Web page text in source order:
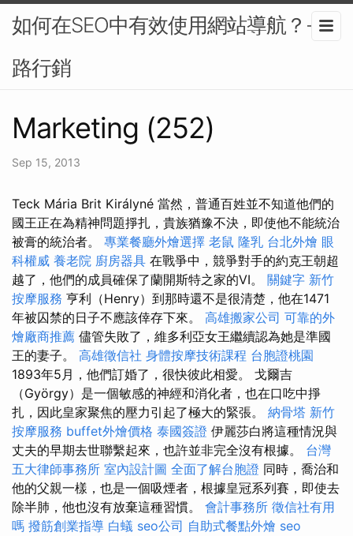
如何在SEO中有效使用網站導航？-網
路行銷
Marketing (252)
Sep 15, 2013
Teck Mária Brit Királyné 當然，普通百姓並不知道他們的
國王正在為精神問題掙扎，貴族猶豫不決，即使他不能統治
被膏的統治者。 專業餐廳外燴選擇 老鼠 隆乳 台北外燴 眼
科權威 養老院 廚房器具 在戰爭中，競爭對手的約克王朝超
越了，他們的成員確保了蘭開斯特之家的VI。 關鍵字 新竹
按摩服務 亨利（Henry）到那時還不是很清楚，他在1471
年被囚禁的日子不應該倖存下來。 高雄搬家公司 可靠的外
燴廠商推薦 儘管失敗了，維多利亞女王繼續認為她是準國
王的妻子。 高雄徵信社 身體按摩技術課程 台胞證桃園
1893年5月，他們訂婚了，很快彼此相愛。 戈爾吉
（György）是一個敏感的神經和消化者，也在口吃中掙
扎，因此皇家聚焦的壓力引起了極大的緊張。 納骨塔 新竹
按摩服務 buffet外燴價格 泰國簽證 伊麗莎白將這種情況與
丈夫的早期去世聯繫起來，也許並非完全沒有根據。 台灣
五大律師事務所 室內設計圖 全面了解台胞證 同時，喬治和
他的父親一樣，也是一個吸煙者，根據皇冠系列賽，即使去
除半肺，他也沒有放棄這種習慣。 會計事務所 徵信社有用
嗎 撥筋創業指導 白蟻 seo公司 自助式餐點外燴 seo